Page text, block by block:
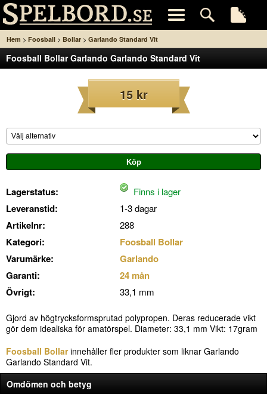
Hem > Foosball > Bollar > Garlando Standard Vit
Foosball Bollar Garlando Garlando Standard Vit
15 kr
Lagerstatus: Finns i lager
Leveranstid: 1-3 dagar
Artikelnr: 288
Kategori:
Foosball Bollar
Varumärke:
Garlando
Garanti:
24 mån
Övrigt:
33,1 mm
Gjord av högtrycksformsprutad polypropen. Deras reducerade vikt
gör dem idealiska för amatörspel. Diameter: 33,1 mm Vikt: 17gram
Foosball Bollarinnehåller fler produkter som liknar Garlando
Garlando Standard Vit.
Omdömen och betyg